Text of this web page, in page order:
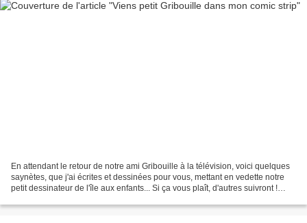
En attendant le retour de notre ami Gribouille à la télévision, voici quelques
saynètes, que j'ai écrites et dessinées pour vous, mettant en vedette notre
petit dessinateur de l'île aux enfants... Si ça vous plaît, d'autres suivront !